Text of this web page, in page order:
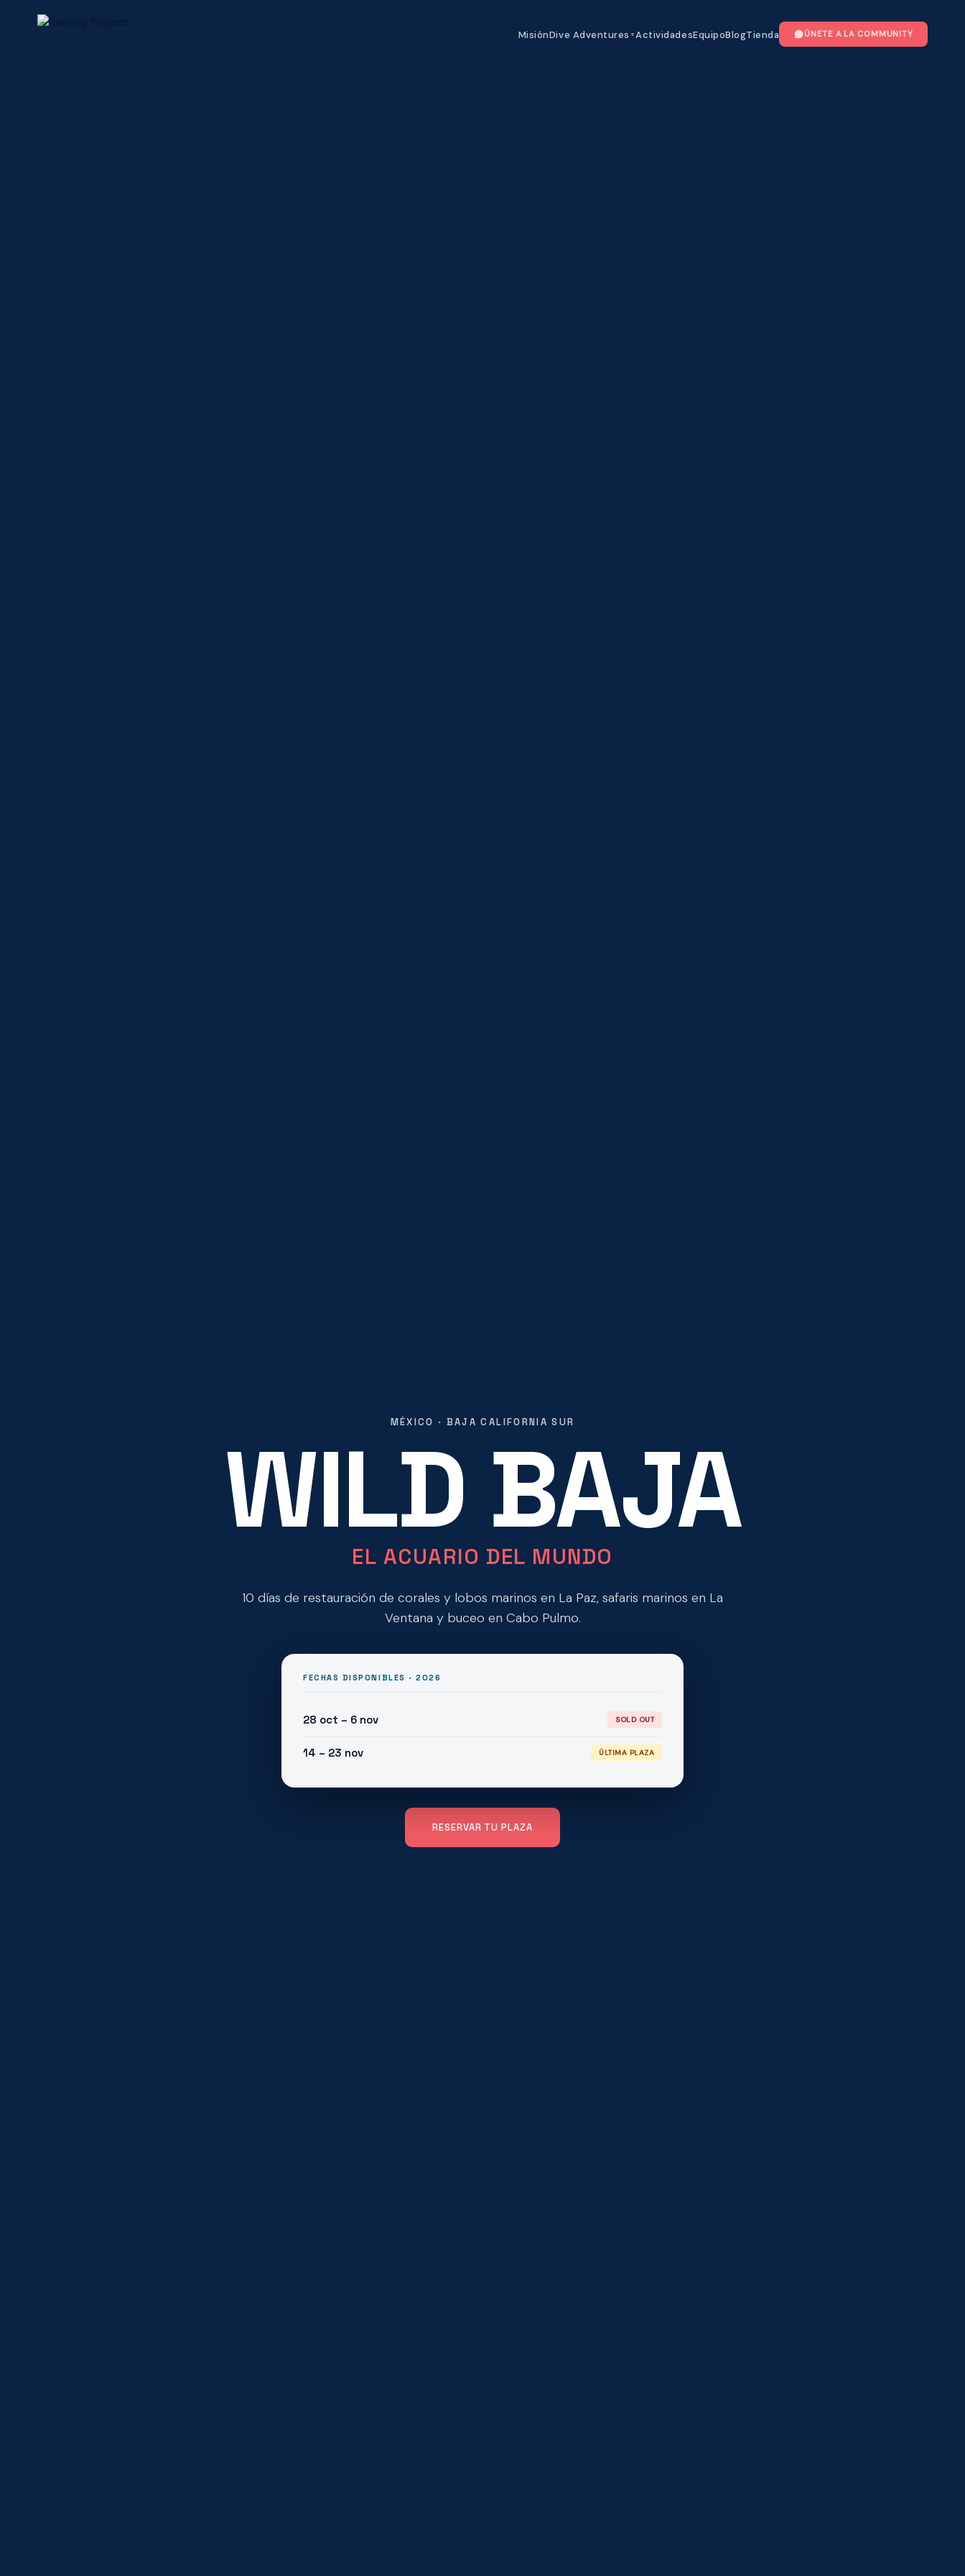
MisiónDive Adventures ▼ ActividadesEquipoBlogTienda ÚNETE A LA COMMUNITY
MÉXICO · BAJA CALIFORNIA SUR
WILD BAJA
EL ACUARIO DEL MUNDO
10 días de restauración de corales y lobos marinos en La Paz, safaris marinos en La
Ventana y buceo en Cabo Pulmo.
FECHAS DISPONIBLES · 2026
28 oct – 6 nov SOLD OUT
14 – 23 nov ÚLTIMA PLAZA
RESERVAR TU PLAZA